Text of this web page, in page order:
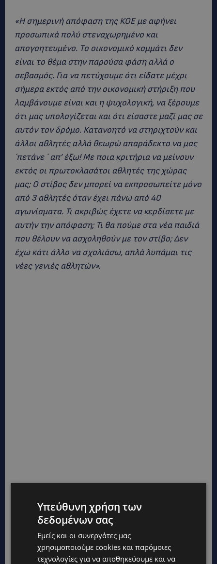
«Η σημερινή απόφαση της ΚΟΕ με αφήνει
προσωπικά πολύ στεναχωρημένο και
απογοητευμένο. Το οικονομικό κομμάτι δεν
είναι το θέμα στην παρούσα φάση αλλά ο
σεβασμός. Για να πετύχουμε ότι είδατε μέχρι
σήμερα εκτός από την οικονομική στήριξη που
λαμβάνουμε είναι και η ψυχολογική, να ξέρουμε
ότι μας υπολογίζεται και ότι είσαστε μαζί μας σε
αυτόν τον δρόμο. Κατανοητό να στηριχτούν και
άλλοι αθλητές αλλά θεωρώ απαράδεκτο να μας
´πετάνε ´ απ’ έξω! Με ποια κριτήρια να μείνουν
εκτός οι πρωτοκλασάτοι αθλητές της χώρας
μας; Ο στίβος δεν μπορεί να εκπροσωπείτε μόνο
από 3 αθλητές όταν έχει πάνω από 40
αγωνίσματα. Τι ακριβώς έχετε να κερδίσετε με
αυτήν την απόφαση; Τι θα πούμε στα νέα παιδιά
που θέλουν να ασχοληθούν με τον στίβο; Δεν
έχω κάτι άλλο να σχολιάσω, απλά λυπάμαι τις
νέες γενιές αθλητών».
Υπεύθυνη χρήση των
δεδομένων σας
Εμείς και οι συνεργάτες μας
χρησιμοποιούμε cookies και παρόμοιες
τεχνολογίες για να αποθηκεύουμε και να